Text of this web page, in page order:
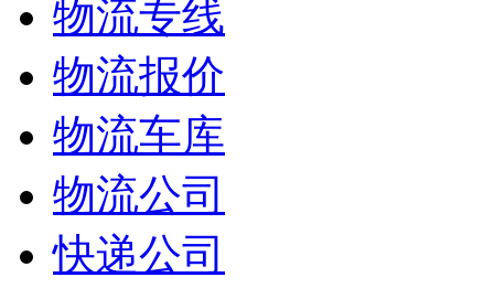
物流专线
物流报价
物流车库
物流公司
快递公司